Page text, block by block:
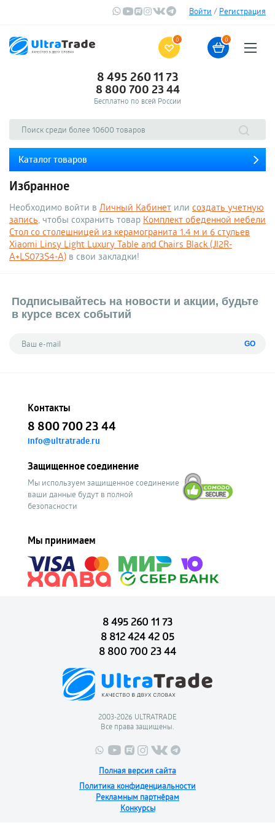
Войти / Регистрация
0 0
8 495 260 11 73
8 800 700 23 44
Бесплатно по всей России
Каталог товаров
Избранное
Необходимо войти в Личный Кабинет или создать учетную
запись, чтобы сохранить товар Комплект обеденной мебели
Стол со столешницей из керамогранита 1.4 м и 6 стульев
Xiaomi Linsy Light Luxury Table and Chairs Black (JI2R-
A+LS073S4-A) в свои закладки!
Подписывайтесь на новости и акции, будьте
в курсе всех событий
GO
Контакты
8 800 700 23 44
info@ultratrade.ru
Защищенное соединение
Мы используем защищенное соединение
ваши данные будут в полной
безопасности
Мы принимаем
8 495 260 11 73
8 812 424 42 05
8 800 700 23 44
2003-2026 ULTRATRADE
Все права защищены.
Полная версия сайта
Политика конфиденциальности
Рекламным партнёрам
Конкурсы